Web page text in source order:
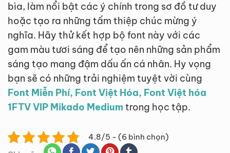
bìa, làm nổi bật các ý chính trong sơ đồ tư duy
hoặc tạo ra những tấm thiệp chúc mừng ý
nghĩa. Hãy thử kết hợp bộ font này với các
gam màu tươi sáng để tạo nên những sản phẩm
sáng tạo mang đậm dấu ấn cá nhân. Hy vọng
bạn sẽ có những trải nghiệm tuyệt vời cùng
Font Miễn Phí, Font Việt Hóa, Font Việt hóa
1FTV VIP Mikado Medium trong học tập.
4.8/5 - (6 bình chọn)